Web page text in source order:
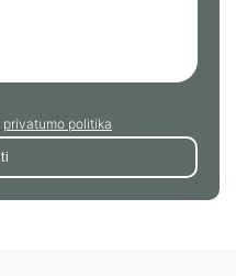
privatumo politika